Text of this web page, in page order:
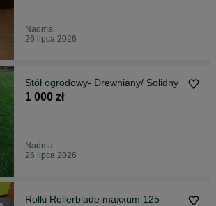
Nadma
26 lipca 2026
Stół ogrodowy- Drewniany/ Solidny
1 000 zł
Nadma
26 lipca 2026
Rolki Rollerblade maxxum 125